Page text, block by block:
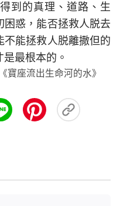
到的真理、道路、生
惑，能否拯救人脱去
能拯救人脱離撒但的
是最根本的。
座流出生命河的水》